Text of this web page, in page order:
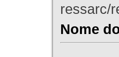
ressarc/
Nome